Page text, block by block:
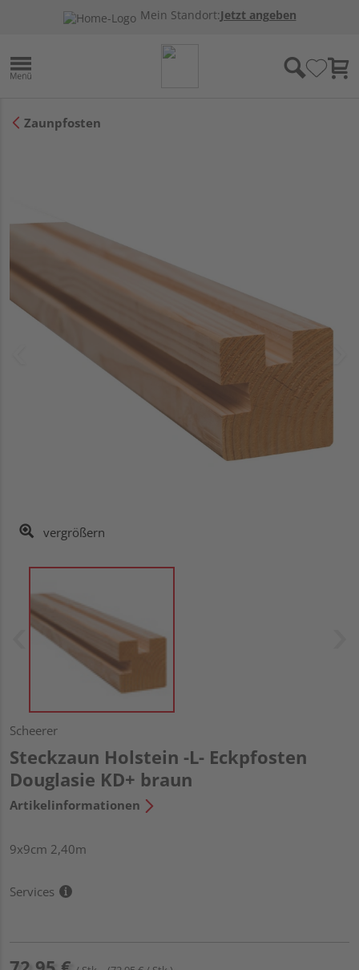
Mein Standort:Jetzt angeben
Zaunpfosten
vergrößern
Scheerer
Steckzaun Holstein -L- Eckpfosten
Douglasie KD+ braun
Artikelinformationen
9x9cm 2,40m
Services